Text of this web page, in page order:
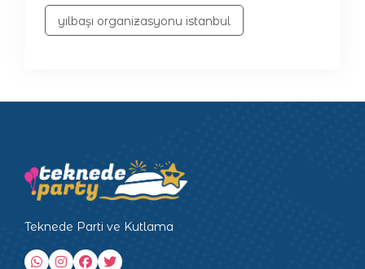
yılbaşı organizasyonu istanbul
Teknede Parti ve Kutlama